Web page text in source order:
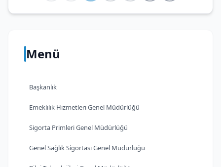
Menü
Başkanlık
Emeklilik Hizmetleri Genel Müdürlüğü
Sigorta Primleri Genel Müdürlüğü
Genel Sağlık Sigortası Genel Müdürlüğü